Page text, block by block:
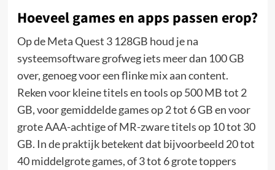
Hoeveel games en apps passen erop?
Op de Meta Quest 3 128GB houd je na
systeemsoftware grofweg iets meer dan 100 GB
over, genoeg voor een flinke mix aan content.
Reken voor kleine titels en tools op 500 MB tot 2
GB, voor gemiddelde games op 2 tot 6 GB en voor
grote AAA-achtige of MR-zware titels op 10 tot 30
GB. In de praktijk betekent dat bijvoorbeeld 20 tot
40 middelgrote games, of 3 tot 6 grote toppers